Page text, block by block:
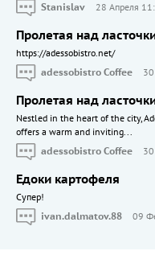
Stanislav
28 Апреля
Пролетая над
https://adessobistro.net/
adessobistro Coffee
Пролетая над
Nestled in the heart of the city,
offers a warm and inviting...
adessobistro Coffee
Едоки картофеля
Cупер!
ivan.dalmatov.88
09